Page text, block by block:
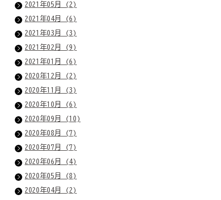
2021年05月 (2)
2021年04月 (6)
2021年03月 (3)
2021年02月 (9)
2021年01月 (6)
2020年12月 (2)
2020年11月 (3)
2020年10月 (6)
2020年09月 (10)
2020年08月 (7)
2020年07月 (7)
2020年06月 (4)
2020年05月 (8)
2020年04月 (2)